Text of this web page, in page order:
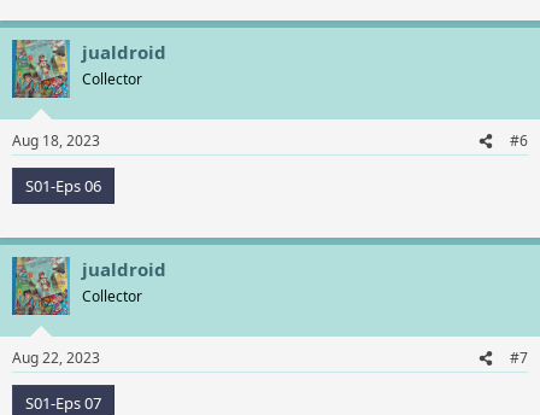
jualdroid
Collector
Aug 18, 2023 #6
S01-Eps 06
jualdroid
Collector
Aug 22, 2023 #7
S01-Eps 07